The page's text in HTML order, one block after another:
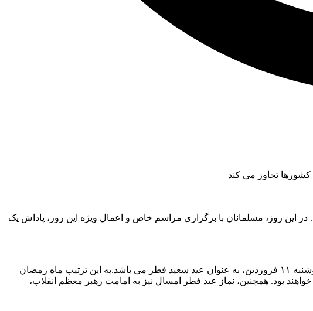
کشورها تجاوز می کند
این روز، مسلمانان با برگزاری مراسم خاص و اعمال ویژه این روز، پاداش یک
بر اساس اعلام ستاد استهلال دفتر رهبر انقلاب، هلال ماه شوال ۱۴۴۶ در شامگاه ۱۰ فروردین ۱۴۰۴ رؤیت خواهد شد و روز دوشنبه ۱۱ فروردین، به عنوان عید سعید فطر می باشد.به این ترتیب ماه رمضان
به مناسبت این عید بزرگ تعطیل رسمی خواهند بود. همچنین، نماز عید فطر امسال نیز به امامت رهبر معظم انقلاب،